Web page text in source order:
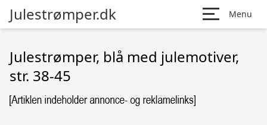
Julestrømper.dk Menu
Julestrømper, blå med julemotiver,
str. 38-45